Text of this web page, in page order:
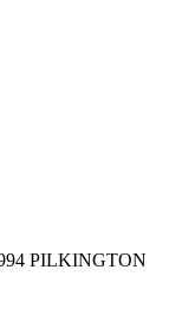
PILKINGTON